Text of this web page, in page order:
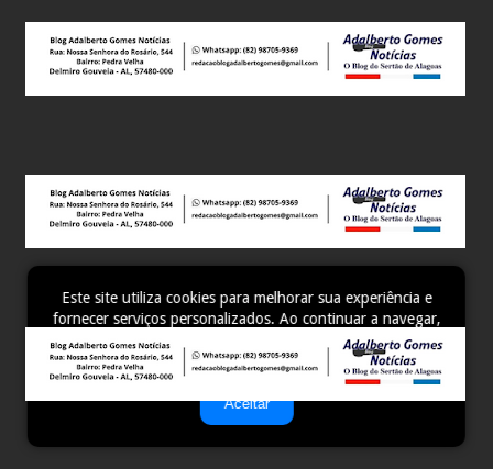
Este site utiliza cookies para melhorar sua experiência e
fornecer serviços personalizados. Ao continuar a navegar,
você concorda com o uso de cookies. Para mais
informações, leia nossaPolítica de Privacidade.
Aceitar